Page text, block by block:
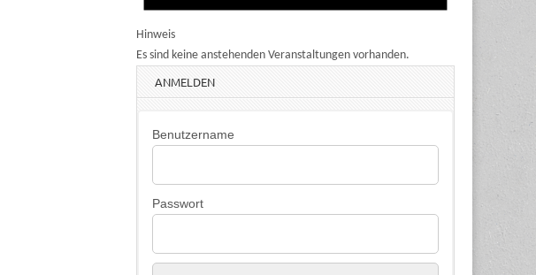
Hinweis
Es sind keine anstehenden Veranstaltungen vorhanden.
ANMELDEN
Benutzername
Passwort